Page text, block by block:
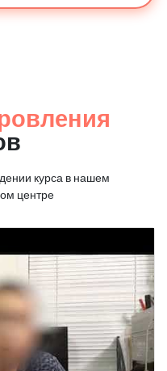
курса в нашем
центре